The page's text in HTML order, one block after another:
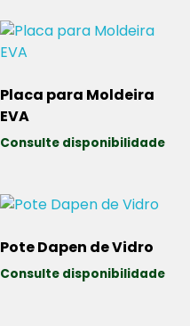
Placa para Moldeira
EVA
Consulte disponibilidade
Pote Dapen de Vidro
Consulte disponibilidade